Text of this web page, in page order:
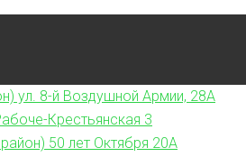
ул. 8-й Воздушной Армии, 28А
Крестьянская 3
50 лет Октября 20А